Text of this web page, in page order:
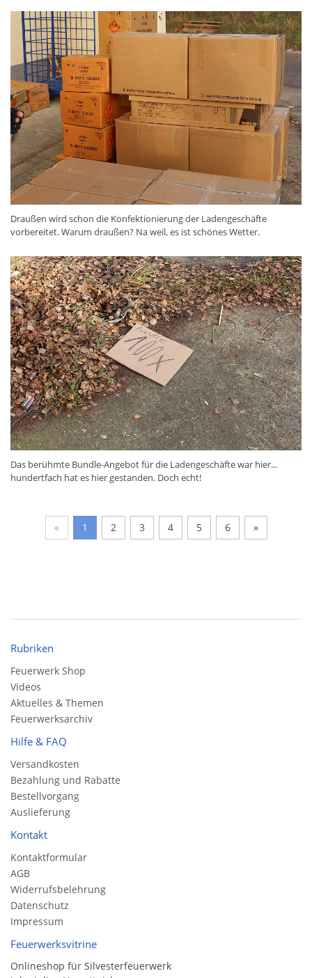
Draußen wird schon die Konfektionierung der Ladengeschäfte
vorbereitet. Warum draußen? Na weil, es ist schönes Wetter.
Das berühmte Bundle-Angebot für die Ladengeschäfte war hier...
hundertfach hat es hier gestanden. Doch echt!
« 1 2 3 4 5 6 »
Rubriken
Feuerwerk Shop
Videos
Aktuelles & Themen
Feuerwerksarchiv
Hilfe & FAQ
Versandkosten
Bezahlung und Rabatte
Bestellvorgang
Auslieferung
Kontakt
Kontaktformular
AGB
Widerrufsbelehrung
Datenschutz
Impressum
Feuerwerksvitrine
Onlineshop für Silvesterfeuerwerk